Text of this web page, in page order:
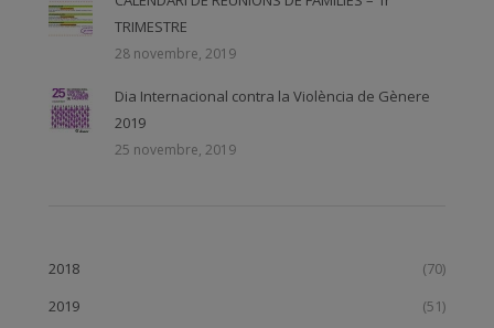
TRIMESTRE
28 novembre, 2019
Dia Internacional contra la Violència de Gènere
2019
25 novembre, 2019
2018
(70)
2019
(51)